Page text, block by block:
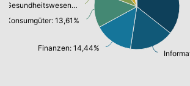
Finanzen: 14,44%
Konsumgüter: 13,61%
Gesundheitswesen: 8,47%